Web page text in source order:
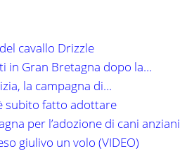
cavallo Drizzle
in Gran Bretagna dopo la…
la campagna di…
subito fatto adottare
per l’adozione di cani anziani
giulivo un volo (VIDEO)